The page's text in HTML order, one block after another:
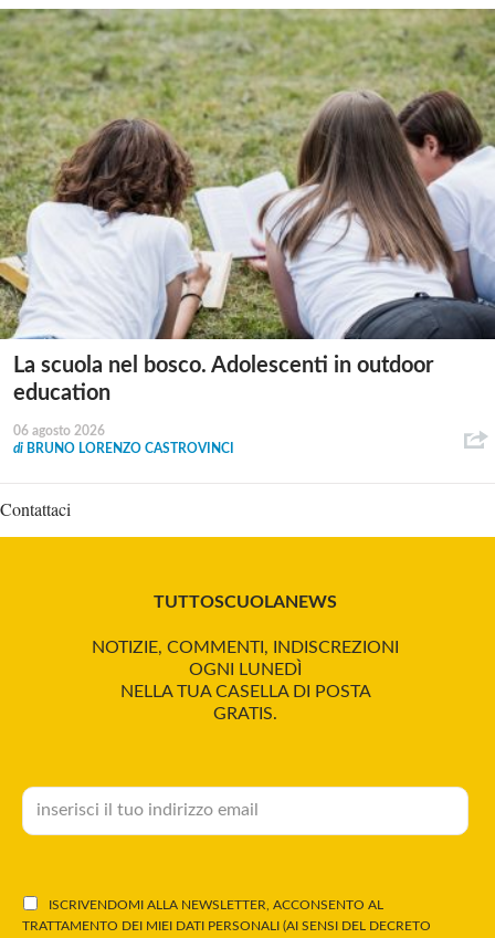
La scuola nel bosco. Adolescenti in outdoor
education
06 agosto 2026
di BRUNO LORENZO CASTROVINCI
Contattaci
TUTTOSCUOLANEWS
NOTIZIE, COMMENTI, INDISCREZIONI
OGNI LUNEDÌ
NELLA TUA CASELLA DI POSTA
GRATIS.
ISCRIVENDOMI ALLA NEWSLETTER, ACCONSENTO AL
TRATTAMENTO DEI MIEI DATI PERSONALI (AI SENSI DEL DECRETO